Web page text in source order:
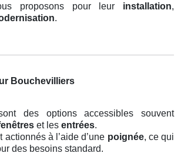
proposons pour leur installation,
.
Bouchevilliers
des options accessibles souvent
et les entrées.
actionnés à l’aide d’une poignée, ce qui
des besoins standard.